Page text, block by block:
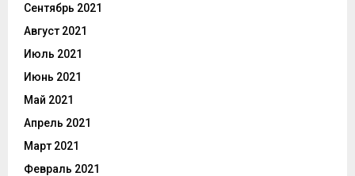
Сентябрь 2021
Август 2021
Июль 2021
Июнь 2021
Май 2021
Апрель 2021
Март 2021
Февраль 2021